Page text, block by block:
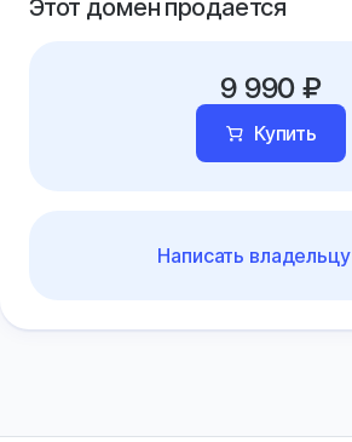
Этот домен продается
9 990 ₽
Купить
Написать владельцу